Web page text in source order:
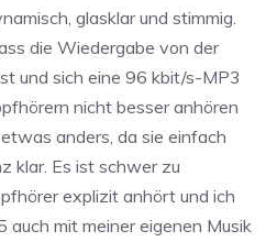
glasklar und stimmig.
die Wiedergabe von der
und sich eine 96 kbit/s-MP3
nicht besser anhören
anders, da sie einfach
klar. Es ist schwer zu
explizit anhört und ich
mit meiner eigenen Musik